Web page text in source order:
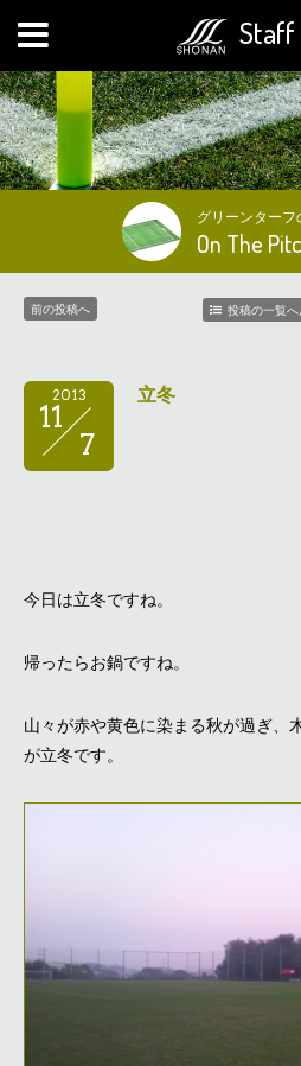
MENU
グリーンター
On The
前の投稿へ 投稿の一覧へ
2013
11
7
立冬
今日は立冬ですね。
帰ったらお鍋ですね。
山々が赤や黄色に染まる秋が過ぎ、
が立冬です。